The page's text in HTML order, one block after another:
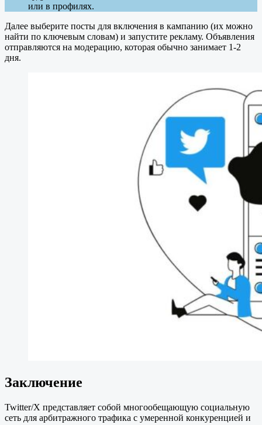
или в профилях.
Далее выберите посты для включения в кампанию (их можно
найти по ключевым словам) и запустите рекламу. Объявления
отправляются на модерацию, которая обычно занимает 1-2
дня.
Заключение
Twitter/X представляет собой многообещающую социальную
сеть для арбитражного трафика с умеренной конкуренцией и